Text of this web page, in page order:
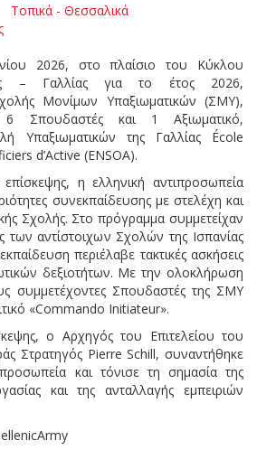
Τοπικά - Θεσσαλικά
2026, στο πλαίσιο του Κύκλου
– Γαλλίας για το έτος 2026,
Μονίμων Υπαξιωματικών (ΣΜΥ),
Σπουδαστές και 1 Αξιωματικό,
Υπαξιωματικών της Γαλλίας École
d’Active (ENSOA).
η ελληνική αντιπροσωπεία
συνεκπαίδευσης με στελέχη και
Σχολής. Στο πρόγραμμα συμμετείχαν
των αντίστοιχων Σχολών της Ισπανίας
περιέλαβε τακτικές ασκήσεις
δεξιοτήτων. Με την ολοκλήρωση
συμμετέχοντες Σπουδαστές της ΣΜΥ
«Commando Initiateur».
ο Αρχηγός του Επιτελείου του
Στρατηγός Pierre Schill, συναντήθηκε
και τόνισε τη σημασία της
και της ανταλλαγής εμπειριών